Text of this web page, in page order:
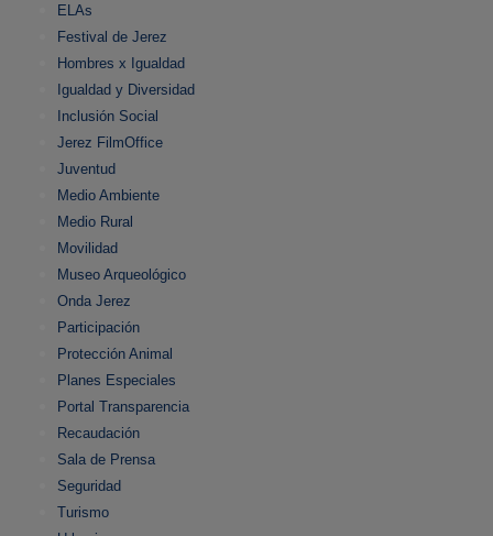
ELAs
Festival de Jerez
Hombres x Igualdad
Igualdad y Diversidad
Inclusión Social
Jerez FilmOffice
Juventud
Medio Ambiente
Medio Rural
Movilidad
Museo Arqueológico
Onda Jerez
Participación
Protección Animal
Planes Especiales
Portal Transparencia
Recaudación
Sala de Prensa
Seguridad
Turismo